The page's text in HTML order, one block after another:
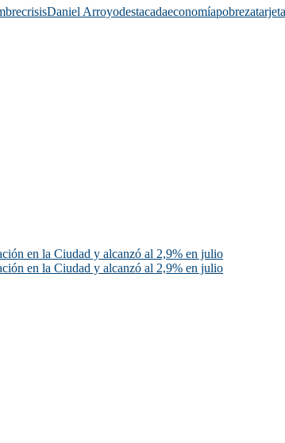
crisisDaniel Arroyodestacadaeconomíapobreza
en la Ciudad y alcanzó al 2,9% en julio
en la Ciudad y alcanzó al 2,9% en julio